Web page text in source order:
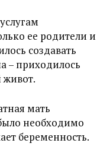
ее родители и
создавать
– приходилось
живот.
мать
необходимо
беременность.